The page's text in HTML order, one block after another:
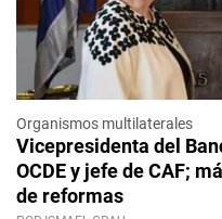
Organismos multilaterales
Vicepresidenta del
OCDE y jefe de CAF;
de reformas